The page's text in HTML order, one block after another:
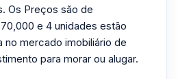
Os Preços são de
e 4 unidades estão
no mercado imobiliário de
para morar ou alugar.